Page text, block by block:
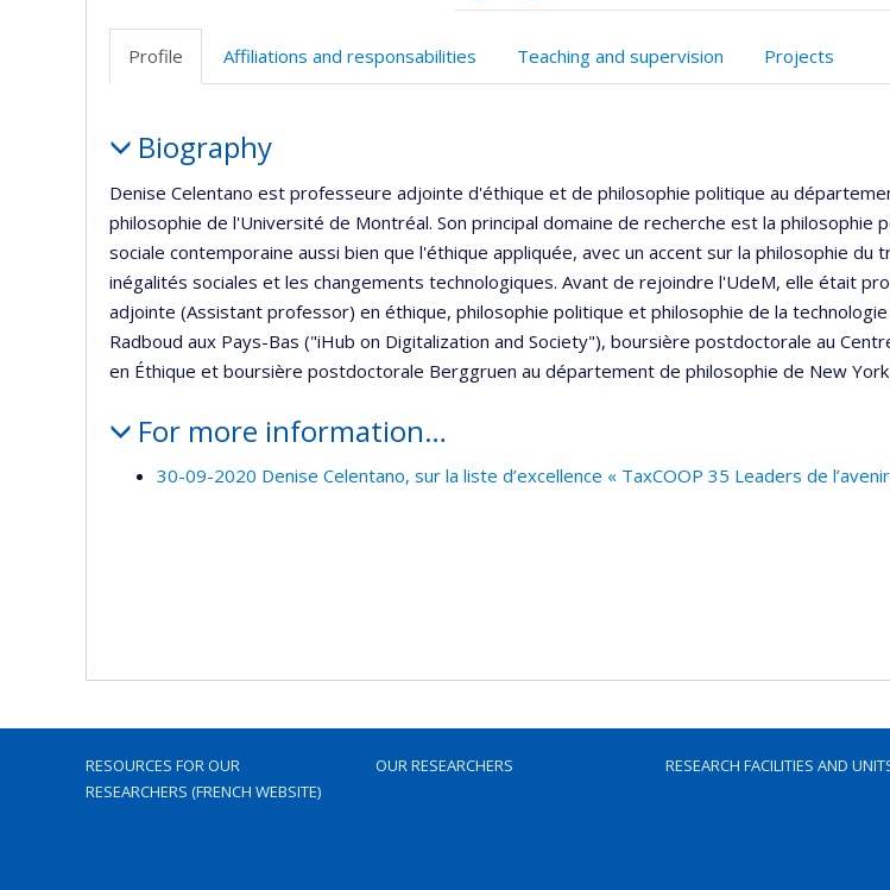
Page
(faculté,département,école)
Autre
Profile Affiliations and responsabilities Teaching and supervision Projects
Biography
Denise Celentano est professeure adjointe d'éthique et de philosophie politique au
philosophie de l'Université de Montréal. Son principal domaine de recherche est la philosophie
sociale contemporaine aussi bien que l'éthique appliquée, avec un accent sur la philosophie du
inégalités sociales et les changements technologiques. Avant de rejoindre l'UdeM, elle était
adjointe (Assistant professor) en éthique, philosophie politique et philosophie de la
Radboud aux Pays-Bas ("iHub on Digitalization and Society"), boursière postdoctorale au
en Éthique et boursière postdoctorale Berggruen au département de philosophie de New
For more information…
30-09-2020 Denise Celentano, sur la liste d’excellence « TaxCOOP 35 Leaders de
RESOURCES FOR OUR
RESEARCHERS (FRENCH WEBSITE)
OUR RESEARCHERS RESEARCH FACILITIES AND